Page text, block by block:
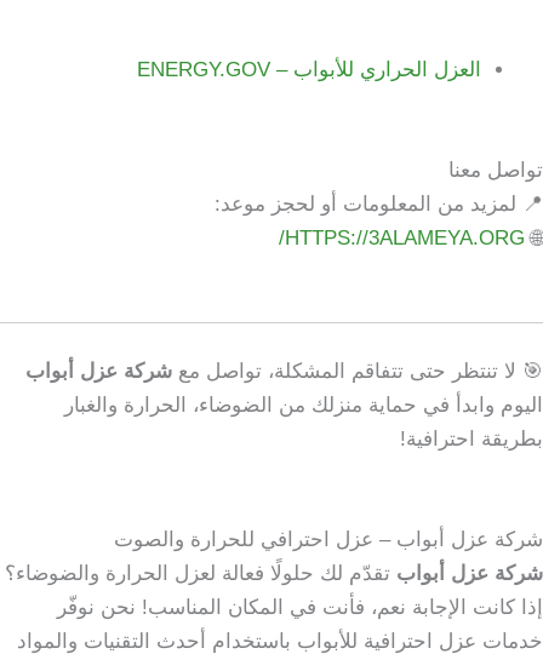
العزل الحراري للأبواب – ENERGY.GOV
تواصل معنا
📍 لمزيد من المعلومات أو لحجز موعد:
🌐
HTTPS://3ALAMEYA.ORG/
🎯 لا تنتظر حتى تتفاقم المشكلة، تواصل مع شركة عزل أبواب
اليوم وابدأ في حماية منزلك من الضوضاء، الحرارة والغبار
بطريقة احترافية!
شركة عزل أبواب – عزل احترافي للحرارة والصوت
شركة عزل أبواب تقدّم لك حلولًا فعالة لعزل الحرارة والضوضاء؟
إذا كانت الإجابة نعم، فأنت في المكان المناسب! نحن نوفّر
خدمات عزل احترافية للأبواب باستخدام أحدث التقنيات والمواد